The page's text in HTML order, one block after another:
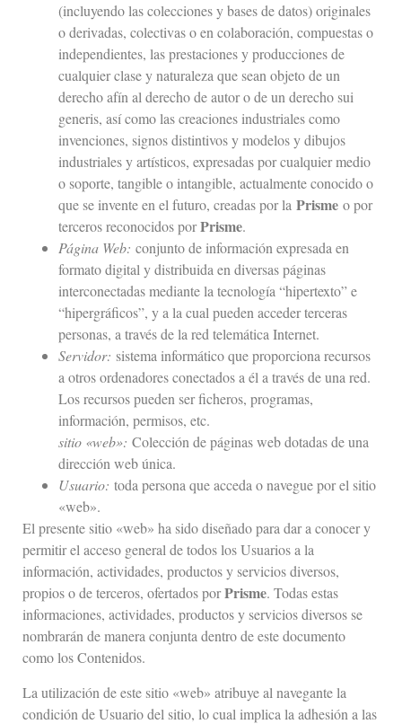
(incluyendo las colecciones y bases de datos) originales
o derivadas, colectivas o en colaboración, compuestas o
independientes, las prestaciones y producciones de
cualquier clase y naturaleza que sean objeto de un
derecho afín al derecho de autor o de un derecho sui
generis, así como las creaciones industriales como
invenciones, signos distintivos y modelos y dibujos
industriales y artísticos, expresadas por cualquier medio
o soporte, tangible o intangible, actualmente conocido o
que se invente en el futuro, creadas por la Prisme o por
terceros reconocidos porPrisme.
Página Web: conjunto de información expresada en
formato digital y distribuida en diversas páginas
interconectadas mediante la tecnología “hipertexto” e
“hipergráficos”, y a la cual pueden acceder terceras
personas, a través de la red telemática Internet.
Servidor: sistema informático que proporciona recursos
a otros ordenadores conectados a él a través de una red.
Los recursos pueden ser ficheros, programas,
información, permisos, etc.
sitio «web»: Colección de páginas web dotadas de una
dirección web única.
Usuario: toda persona que acceda o navegue por el sitio
«web».
El presente sitio «web» ha sido diseñado para dar a conocer y
permitir el acceso general de todos los Usuarios a la
información, actividades, productos y servicios diversos,
propios o de terceros, ofertados porPrisme. Todas estas
informaciones, actividades, productos y servicios diversos se
nombrarán de manera conjunta dentro de este documento
como los Contenidos.
La utilización de este sitio «web» atribuye al navegante la
condición de Usuario del sitio, lo cual implica la adhesión a las